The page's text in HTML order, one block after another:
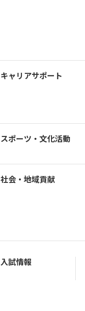
キャリアサポート
スポーツ・文化活動
社会・地域貢献
入試情報